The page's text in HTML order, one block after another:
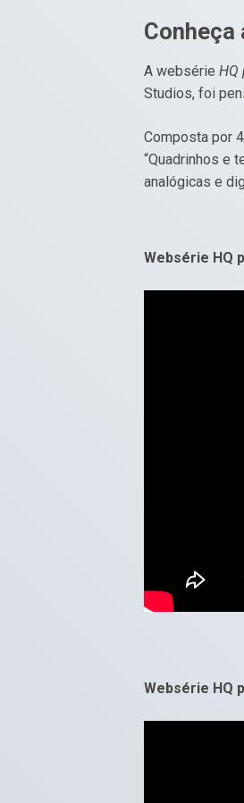
Conheça
A websérieHQ
Studios, foi
Composta por
“Quadrinhos e
analógicas e
Websérie HQ
Websérie HQ